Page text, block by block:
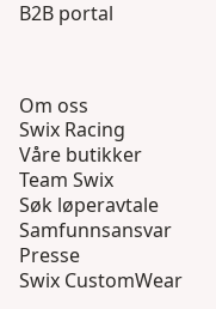
B2B portal
Om oss
Swix Racing
Våre butikker
Team Swix
Søk løperavtale
Samfunnsansvar
Presse
Swix CustomWear